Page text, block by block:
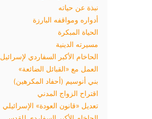
نبذة عن حياته
أدواره ومواقفه البارزة
الحياة المبكرة
مسيرته الدينية
الحاخام الأكبر السفاردي لإسرائيل
العمل مع «القبائل الضائعة»
بني أنوسيم (أحفاد المكرهين)
اقتراح الزواج المدني
تعديل «قانون العودة» الإسرائيلي